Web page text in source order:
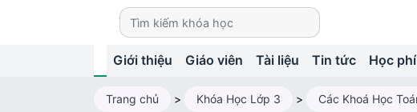
Giới thiệu Giáo viên Tài liệu Tin tức Học phí
Trang chủ > Khóa Học Lớp 3 >